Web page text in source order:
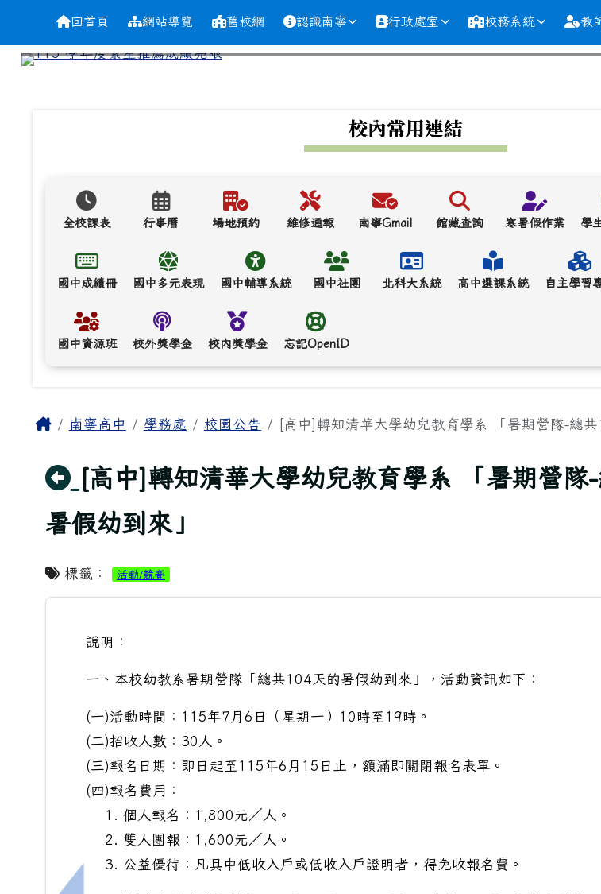
台南市南寧高中
導覽列回首頁 網站導覽 舊校網 認識南寧 行政處室 校務系統 教
校內常用連結
全校課表 行事曆 場地預約 維修通報 南寧Gmail 館藏查詢 寒暑假作業 學
國中成績冊 國中多元表現 國中輔導系統 國中社團 北科大系統 高中選課系統 自主學習
國中資源班 校外獎學金 校內獎學金 忘記OpenID
主內容區域
Home南寧高中 學務處 校園公告 [高中]轉知清華大學幼兒教育學系 「暑期營隊-總
回上頁
[高中]轉知清華大學幼兒教育學系 「暑期營隊
暑假幼到來」
標籤： 活動/競賽
說明：
一、本校幼教系暑期營隊「總共104天的暑假幼到來」，活動資訊如下：
(一)活動時間：115年7月6日（星期一）10時至19時。
(二)招收人數：30人。
(三)報名日期：即日起至115年6月15日止，額滿即關閉報名表單。
(四)報名費用：
1. 個人報名：1,800元／人。
2. 雙人團報：1,600元／人。
3. 公益優待：凡具中低收入戶或低收入戶證明者，得免收報名費。